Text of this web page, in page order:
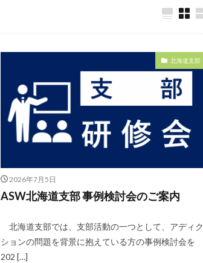
北海道支部
2026年7月5日
ASW北海道支部 事例検討会のご案内
北海道支部では、支部活動の一つとして、アディク
ションの問題を背景に抱えている方の事例検討会を
202 […]